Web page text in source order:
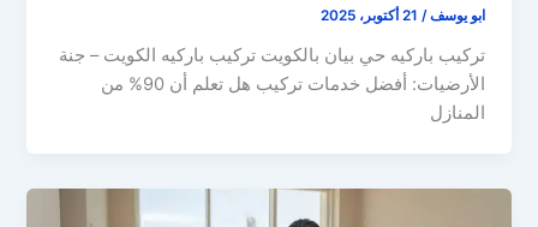
ابو يوسف/ 21 أكتوبر، 2025
تركيب باركيه حي بيان بالكويت تركيب باركيه الكويت – جنة
الأرضيات: أفضل خدمات تركيب هل تعلم أن 90% من
المنازل